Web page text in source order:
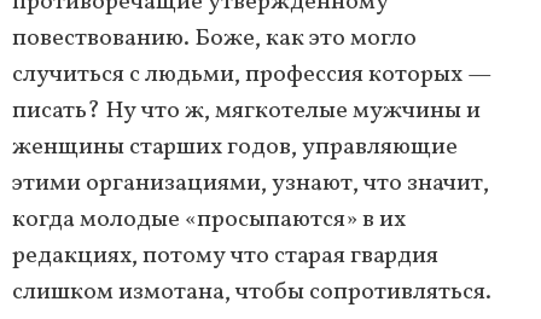
повествованию. Боже, как это могло
случиться с людьми, профессия которых —
писать? Ну что ж, мягкотелые мужчины и
женщины старших годов, управляющие
этими организациями, узнают, что значит,
когда молодые «просыпаются» в их
редакциях, потому что старая гвардия
слишком измотана, чтобы сопротивляться.